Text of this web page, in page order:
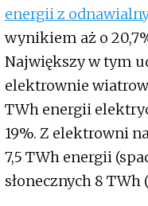
energii z
wynikiem aż o
Największy w tym
elektrownie
TWh energii
19%. Z elektrowni
7,5 TWh energii
słonecznych 8 TWh